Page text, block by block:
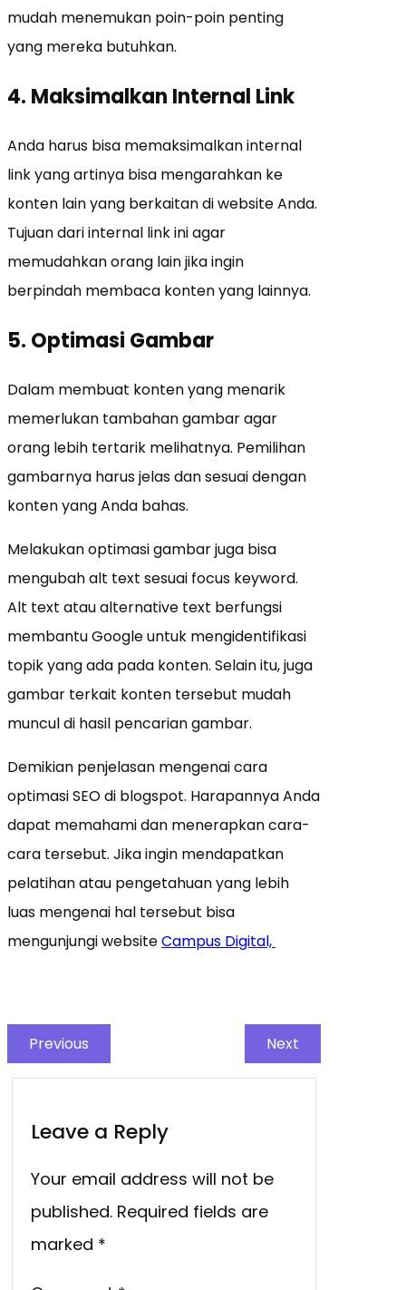
mudah menemukan poin-poin penting
yang mereka butuhkan.
4. Maksimalkan Internal Link
Anda harus bisa memaksimalkan internal
link yang artinya bisa mengarahkan ke
konten lain yang berkaitan di website Anda.
Tujuan dari internal link ini agar
memudahkan orang lain jika ingin
berpindah membaca konten yang lainnya.
5. Optimasi Gambar
Dalam membuat konten yang menarik
memerlukan tambahan gambar agar
orang lebih tertarik melihatnya. Pemilihan
gambarnya harus jelas dan sesuai dengan
konten yang Anda bahas.
Melakukan optimasi gambar juga bisa
mengubah alt text sesuai focus keyword.
Alt text atau alternative text berfungsi
membantu Google untuk mengidentifikasi
topik yang ada pada konten. Selain itu, juga
gambar terkait konten tersebut mudah
muncul di hasil pencarian gambar.
Demikian penjelasan mengenai cara
optimasi SEO di blogspot. Harapannya Anda
dapat memahami dan menerapkan cara-
cara tersebut. Jika ingin mendapatkan
pelatihan atau pengetahuan yang lebih
luas mengenai hal tersebut bisa
mengunjungi websiteCampus Digital,
Previous Next
Leave a Reply
Your email address will not be
published. Required fields are
marked *